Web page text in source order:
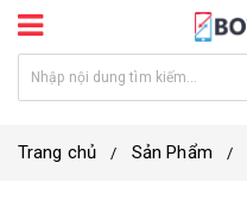
Trang chủ Sản Phẩm